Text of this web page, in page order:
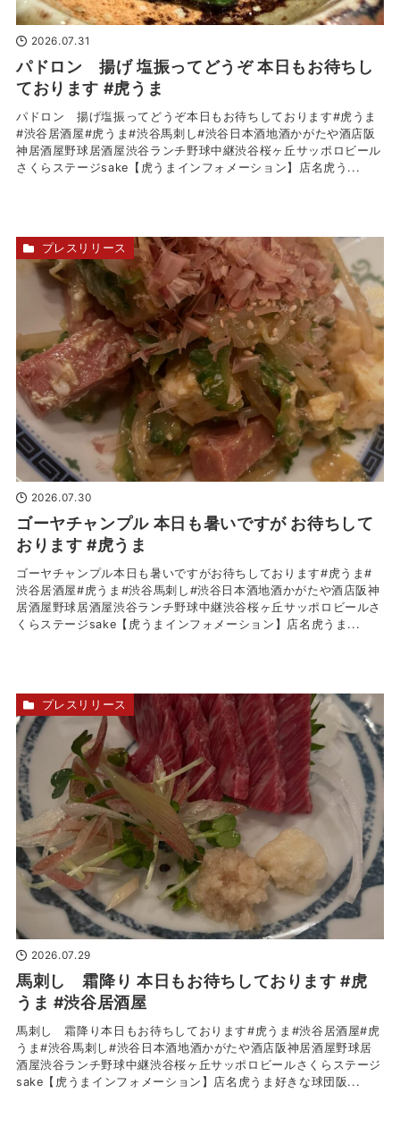
2026.07.31
パドロン 揚げ 塩振ってどうぞ 本日もお待ちし
ております #虎うま
パドロン 揚げ塩振ってどうぞ本日もお待ちしております#虎うま
#渋谷居酒屋#虎うま#渋谷馬刺し#渋谷日本酒地酒かがたや酒店阪
神居酒屋野球居酒屋渋谷ランチ野球中継渋谷桜ヶ丘サッポロビール
さくらステージsake【虎うまインフォメーション】店名虎う...
2026.07.30
ゴーヤチャンプル 本日も暑いですが お待ちして
おります #虎うま
ゴーヤチャンプル本日も暑いですがお待ちしております#虎うま#
渋谷居酒屋#虎うま#渋谷馬刺し#渋谷日本酒地酒かがたや酒店阪神
居酒屋野球居酒屋渋谷ランチ野球中継渋谷桜ヶ丘サッポロビールさ
くらステージsake【虎うまインフォメーション】店名虎うま...
プレスリリース
2026.07.29
馬刺し 霜降り 本日もお待ちしております #虎
うま #渋谷居酒屋
馬刺し 霜降り本日もお待ちしております#虎うま#渋谷居酒屋#虎
うま#渋谷馬刺し#渋谷日本酒地酒かがたや酒店阪神居酒屋野球居
酒屋渋谷ランチ野球中継渋谷桜ヶ丘サッポロビールさくらステージ
sake【虎うまインフォメーション】店名虎うま好きな球団阪...
プレスリリース